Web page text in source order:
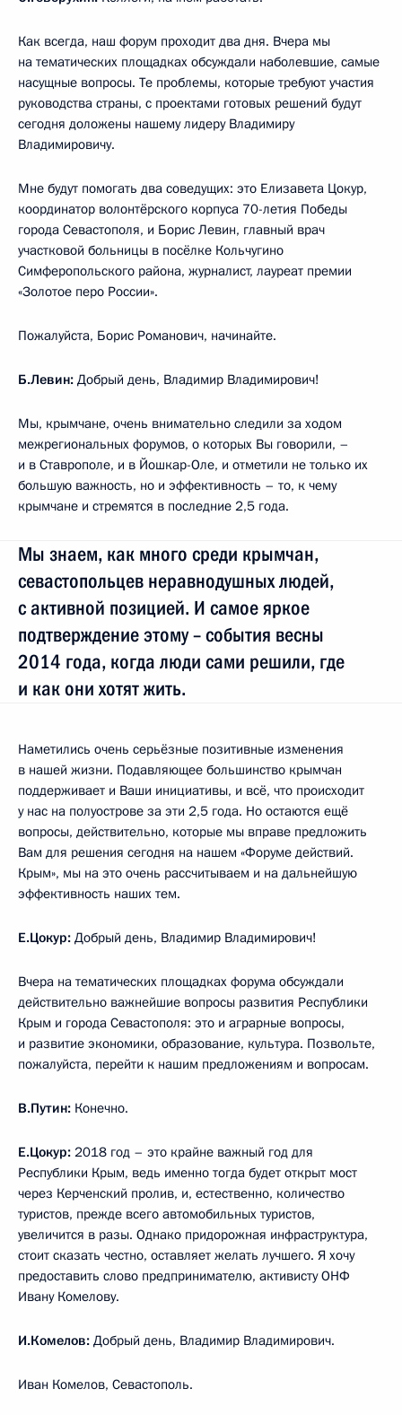
Как всегда, наш форум проходит два дня. Вчера мы
на тематических площадках обсуждали наболевшие, самые
насущные вопросы. Те проблемы, которые требуют участия
руководства страны, с проектами готовых решений будут
сегодня доложены нашему лидеру Владимиру
Владимировичу.
Мне будут помогать два соведущих: это Елизавета Цокур,
координатор волонтёрского корпуса 70-летия Победы
города Севастополя, и Борис Левин, главный врач
участковой больницы в посёлке Кольчугино
Симферопольского района, журналист, лауреат премии
«Золотое перо России».
Пожалуйста, Борис Романович, начинайте.
Б.Левин: Добрый день, Владимир Владимирович!
Мы, крымчане, очень внимательно следили за ходом
межрегиональных форумов, о которых Вы говорили, –
и в Ставрополе, и в Йошкар-Оле, и отметили не только их
большую важность, но и эффективность – то, к чему
крымчане и стремятся в последние 2,5 года.
Мы знаем, как много среди крымчан,
севастопольцев неравнодушных людей,
с активной позицией. И самое яркое
подтверждение этому – события весны
2014 года, когда люди сами решили, где
и как они хотят жить.
Наметились очень серьёзные позитивные изменения
в нашей жизни. Подавляющее большинство крымчан
поддерживает и Ваши инициативы, и всё, что происходит
у нас на полуострове за эти 2,5 года. Но остаются ещё
вопросы, действительно, которые мы вправе предложить
Вам для решения сегодня на нашем «Форуме действий.
Крым», мы на это очень рассчитываем и на дальнейшую
эффективность наших тем.
Е.Цокур: Добрый день, Владимир Владимирович!
Вчера на тематических площадках форума обсуждали
действительно важнейшие вопросы развития Республики
Крым и города Севастополя: это и аграрные вопросы,
и развитие экономики, образование, культура. Позвольте,
пожалуйста, перейти к нашим предложениям и вопросам.
В.Путин: Конечно.
Е.Цокур: 2018 год – это крайне важный год для
Республики Крым, ведь именно тогда будет открыт мост
через Керченский пролив, и, естественно, количество
туристов, прежде всего автомобильных туристов,
увеличится в разы. Однако придорожная инфраструктура,
стоит сказать честно, оставляет желать лучшего. Я хочу
предоставить слово предпринимателю, активисту ОНФ
Ивану Комелову.
И.Комелов: Добрый день, Владимир Владимирович.
Иван Комелов, Севастополь.